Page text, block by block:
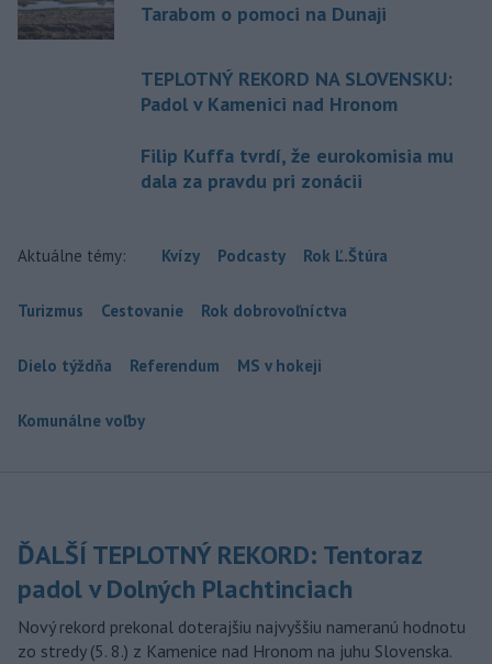
Tarabom o pomoci na Dunaji
TEPLOTNÝ REKORD NA SLOVENSKU:
Padol v Kamenici nad Hronom
Filip Kuffa tvrdí, že eurokomisia mu
dala za pravdu pri zonácii
Aktuálne témy: Kvízy Podcasty Rok Ľ.Štúra
Turizmus Cestovanie Rok dobrovoľníctva
Dielo týždňa Referendum MS v hokeji
Komunálne voľby
ĎALŠÍ TEPLOTNÝ REKORD: Tentoraz
padol v Dolných Plachtinciach
Nový rekord prekonal doterajšiu najvyššiu nameranú hodnotu
zo stredy (5. 8.) z Kamenice nad Hronom na juhu Slovenska.